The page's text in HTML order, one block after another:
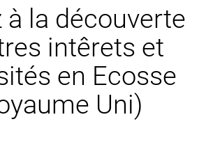
à la découverte
intêrets et
en Ecosse
Uni)